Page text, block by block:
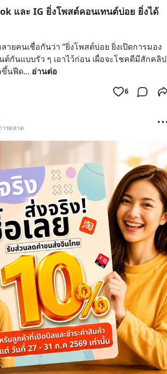
และ IG ยิ่งโพสต์คอนเทนต์บ่อย ยิ่งได้
ายคนเชื่อกันว่า “ยิ่งโพสต์บ่อย ยิ่งเปิดการมอง
ต์กันแบบรัว ๆ เอาไว้ก่อน เผื่อจะโชคดีมีสักคลิป
ขึ้นฟีด... อ่านต่อ
6
ารตลาด